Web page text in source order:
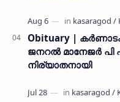
Obituary |
ജനറൽ മാനേജർ പി
നിര്യാതനായി